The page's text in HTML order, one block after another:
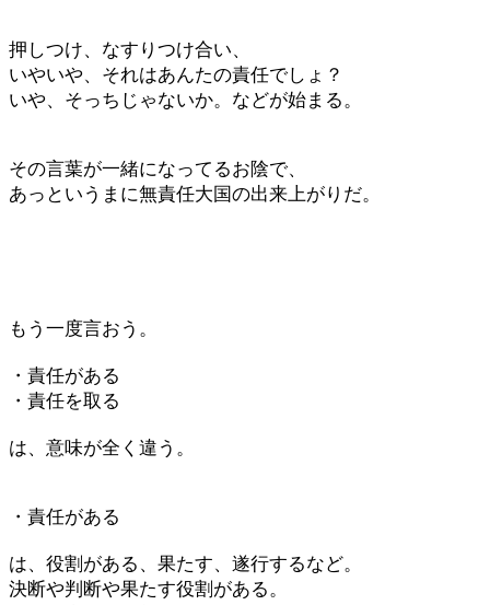
押しつけ、なすりつけ合い、
いやいや、それはあんたの責任でしょ？
いや、そっちじゃないか。などが始まる。
その言葉が一緒になってるお陰で、
あっというまに無責任大国の出来上がりだ。
もう一度言おう。
・責任がある
・責任を取る
は、意味が全く違う。
・責任がある
は、役割がある、果たす、遂行するなど。
決断や判断や果たす役割がある。